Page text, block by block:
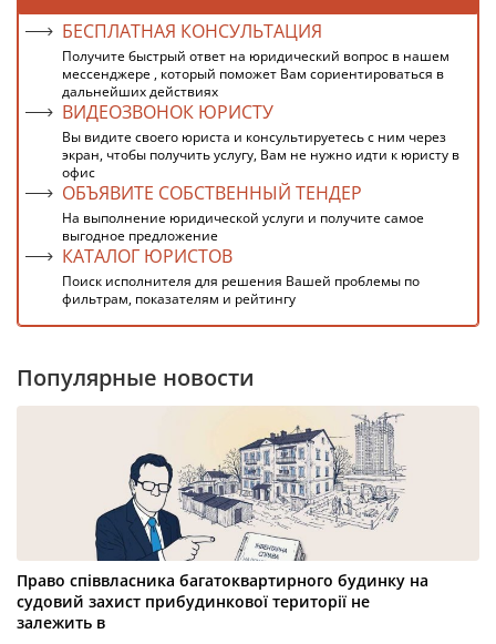
БЕСПЛАТНАЯ КОНСУЛЬТАЦИЯ
Получите быстрый ответ на юридический вопрос в нашем
мессенджере , который поможет Вам сориентироваться в
дальнейших действиях
ВИДЕОЗВОНОК ЮРИСТУ
Вы видите своего юриста и консультируетесь с ним через
экран, чтобы получить услугу, Вам не нужно идти к юристу в
офис
ОБЪЯВИТЕ СОБСТВЕННЫЙ ТЕНДЕР
На выполнение юридической услуги и получите самое
выгодное предложение
КАТАЛОГ ЮРИСТОВ
Поиск исполнителя для решения Вашей проблемы по
фильтрам, показателям и рейтингу
Популярные новости
Право співвласника багатоквартирного будинку на
судовий захист прибудинкової території не
залежить в